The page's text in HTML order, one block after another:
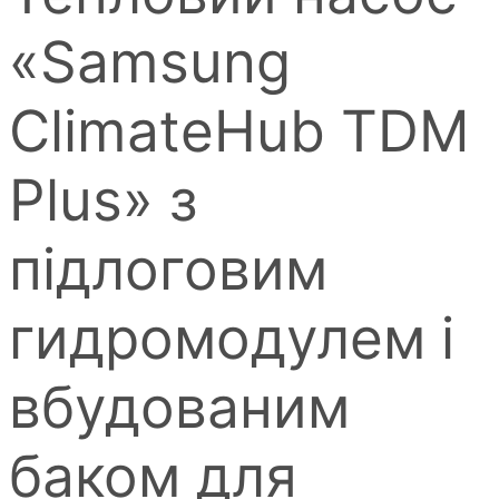
«Samsung
ClimateHub TDM
Plus» з
підлоговим
гидромодулем і
вбудованим
баком для